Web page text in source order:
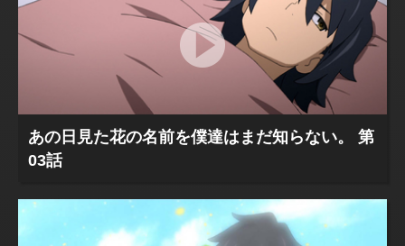
あの日見た花の名前を僕達はまだ知らない。 第
03話